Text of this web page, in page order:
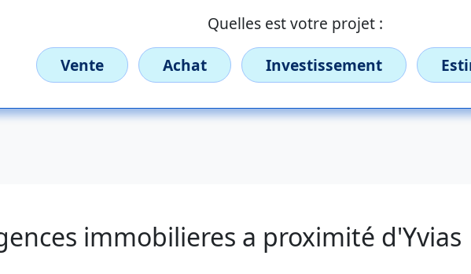
Quelles est votre projet :
Vente
Achat Investissement
immobilieres a proximité d'Yvias